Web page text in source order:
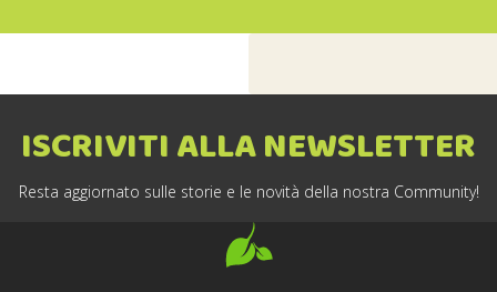
ISCRIVITI ALLA NEWSLETTER
Resta aggiornato sulle storie e le novità della nostra Community!